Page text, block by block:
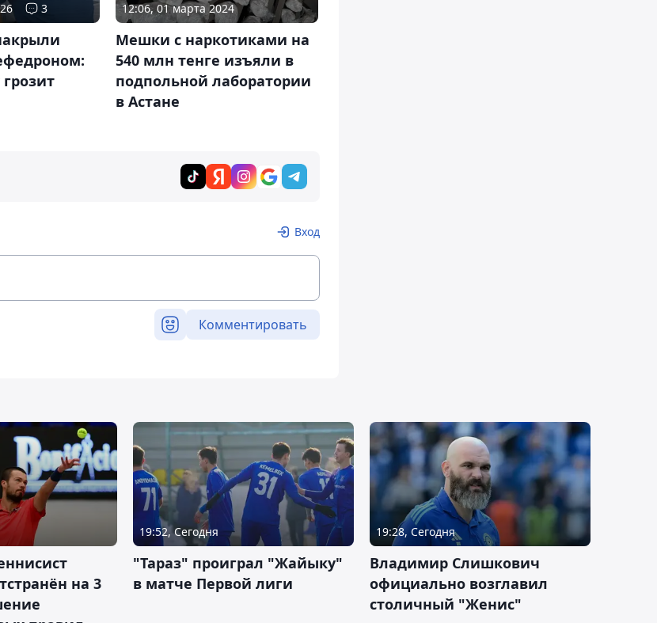
3 12:06, 01 марта 2024
Мешки с наркотиками на
540 млн тенге изъяли в
подпольной лаборатории
в Астане
Вход
Комментировать
на 3
19:52, Сегодня
"Тараз" проиграл "Жайыку"
в матче Первой лиги
19:28, Сегодня
Владимир Слишкович
официально возглавил
столичный "Женис"